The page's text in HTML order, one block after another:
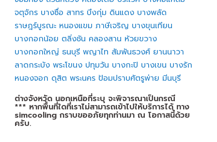
จตุจักร บางซื่อ สาทร บึงกุ่ม ดินแดง บางพลัด
ราษฎร์บูรณะ หนองแขม ภาษีเจริญ บางขุนเทียน
บางกอกน้อย ตลิ่งชัน คลองสาน ห้วยขวาง
บางกอกใหญ่ ธนบุรี พญาไท สัมพันธวงศ์ ยานนาวา
ลาดกระบัง พระโขนง ปทุมวัน บางกะปิ บางเขน บางรัก
หนองจอก ดุสิต พระนคร ป้อมปราบศัตรูพ่าย มีนบุรี
ต่างจังหวัด นอกเหนือที่ระบุ จะพิจารณาเป็นกรณี
*** หากพื้นที่ใดที่เราไม่สามารถเข้าไปให้บริการได้ ทาง
simcooling กราบขออภัยทุกท่านมา ณ โอกาสนี้ด้วย
ครับ.